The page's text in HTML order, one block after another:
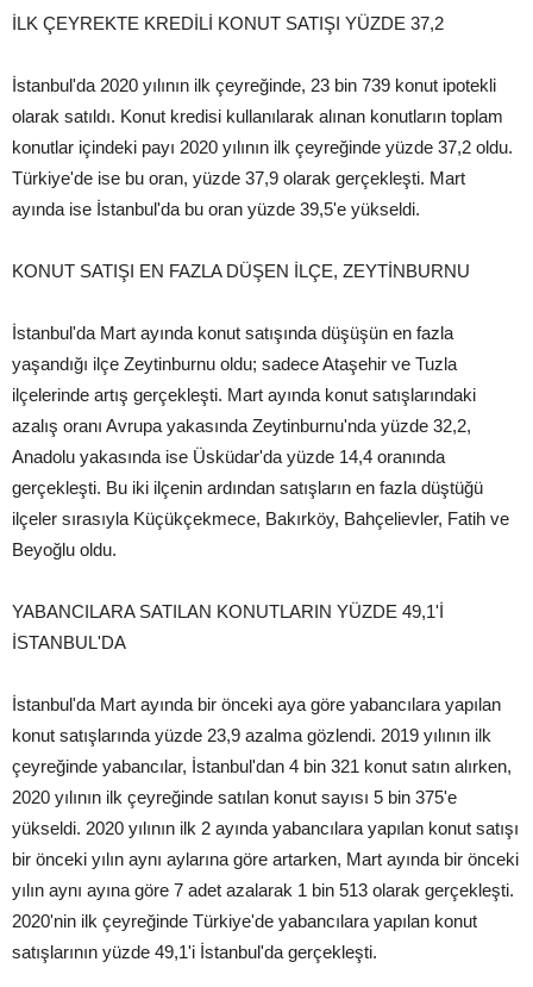
İLK ÇEYREKTE KREDİLİ KONUT SATIŞI YÜZDE 37,2
İstanbul'da 2020 yılının ilk çeyreğinde, 23 bin 739 konut ipotekli
olarak satıldı. Konut kredisi kullanılarak alınan konutların toplam
konutlar içindeki payı 2020 yılının ilk çeyreğinde yüzde 37,2 oldu.
Türkiye'de ise bu oran, yüzde 37,9 olarak gerçekleşti. Mart
ayında ise İstanbul'da bu oran yüzde 39,5'e yükseldi.
KONUT SATIŞI EN FAZLA DÜŞEN İLÇE, ZEYTİNBURNU
İstanbul'da Mart ayında konut satışında düşüşün en fazla
yaşandığı ilçe Zeytinburnu oldu; sadece Ataşehir ve Tuzla
ilçelerinde artış gerçekleşti. Mart ayında konut satışlarındaki
azalış oranı Avrupa yakasında Zeytinburnu'nda yüzde 32,2,
Anadolu yakasında ise Üsküdar'da yüzde 14,4 oranında
gerçekleşti. Bu iki ilçenin ardından satışların en fazla düştüğü
ilçeler sırasıyla Küçükçekmece, Bakırköy, Bahçelievler, Fatih ve
Beyoğlu oldu.
YABANCILARA SATILAN KONUTLARIN YÜZDE 49,1'İ
İSTANBUL'DA
İstanbul'da Mart ayında bir önceki aya göre yabancılara yapılan
konut satışlarında yüzde 23,9 azalma gözlendi. 2019 yılının ilk
çeyreğinde yabancılar, İstanbul'dan 4 bin 321 konut satın alırken,
2020 yılının ilk çeyreğinde satılan konut sayısı 5 bin 375'e
yükseldi. 2020 yılının ilk 2 ayında yabancılara yapılan konut satışı
bir önceki yılın aynı aylarına göre artarken, Mart ayında bir önceki
yılın aynı ayına göre 7 adet azalarak 1 bin 513 olarak gerçekleşti.
2020'nin ilk çeyreğinde Türkiye'de yabancılara yapılan konut
satışlarının yüzde 49,1'i İstanbul'da gerçekleşti.